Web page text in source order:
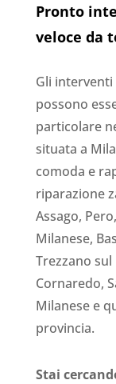
Pronto
veloce da
Gli interventi
possono
particolare
situata a
comoda e
riparazione
Assago,
Milanese,
Trezzano sul
Cornaredo,
Milanese e
provincia.
Stai